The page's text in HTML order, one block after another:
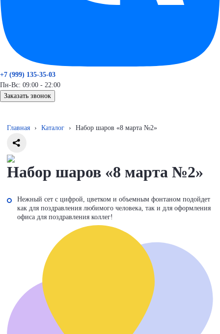
+7 (999) 135-35-03
Пн-Вс: 09:00 - 22:00
Заказать звонок
Главная › Каталог › Набор шаров «8 марта №2»
Набор шаров «8 марта №2»
Нежный сет с цифрой, цветком и объемным фонтаном подойдет
как для поздравления любимого человека, так и для оформления
офиса для поздравления коллег!